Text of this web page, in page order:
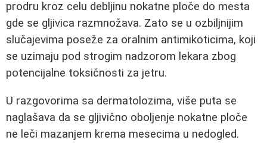
prodru kroz celu debljinu nokatne ploče do mesta
gde se gljivica razmnožava. Zato se u ozbiljnijim
slučajevima poseže za oralnim antimikoticima, koji
se uzimaju pod strogim nadzorom lekara zbog
potencijalne toksičnosti za jetru.
U razgovorima sa dermatolozima, više puta se
naglašava da se gljivično oboljenje nokatne ploče
ne leči mazanjem krema mesecima u nedogled.